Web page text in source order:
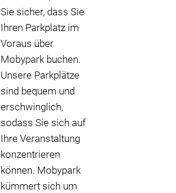
Sie sicher, dass Sie
Ihren Parkplatz im
Voraus über
Mobypark buchen.
Unsere Parkplätze
sind bequem und
erschwinglich,
sodass Sie sich auf
Ihre Veranstaltung
konzentrieren
können. Mobypark
kümmert sich um